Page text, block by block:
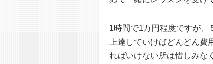
1時間で1万円程度ですが、
上達していけばどんどん
ればいけない所は惜しみな